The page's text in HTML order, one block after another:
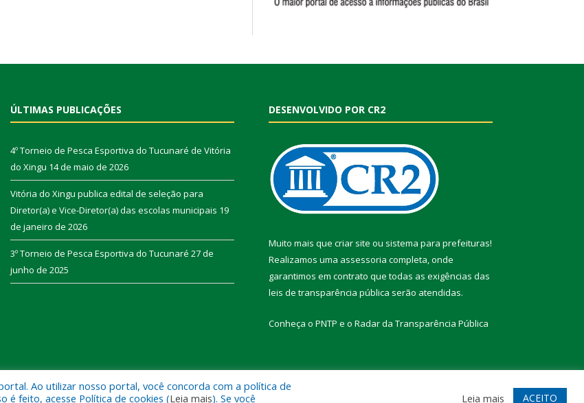
ÚLTIMAS PUBLICAÇÕES
4º Torneio de Pesca Esportiva do Tucunaré de Vitória
do Xingu 14 de maio de 2026
Vitória do Xingu publica edital de seleção para
Diretor(a) e Vice-Diretor(a) das escolas municipais 19
de janeiro de 2026
3º Torneio de Pesca Esportiva do Tucunaré 27 de
junho de 2025
DESENVOLVIDO POR CR2
Muito mais que criar site ou sistema para prefeituras!
Realizamos uma assessoria completa, onde
garantimos em contrato que todas as exigências das
leis de transparência pública serão atendidas.
Conheça o PNTP e o Radar da Transparência Pública
do Xingu. Mapa do Site Acessar Webmail
Ao utilizar nosso portal, você concorda com a política de
é feito, acesse Política de cookies (Leia mais). Se você Leia mais ACEITO